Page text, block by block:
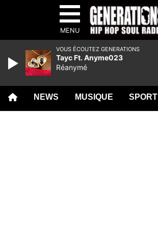
MENU
NEWS MUSIQUE SPORT
VOUS ÉCOUTEZ GENERATIONS
Tayc Ft. Anyme023
Réanymé